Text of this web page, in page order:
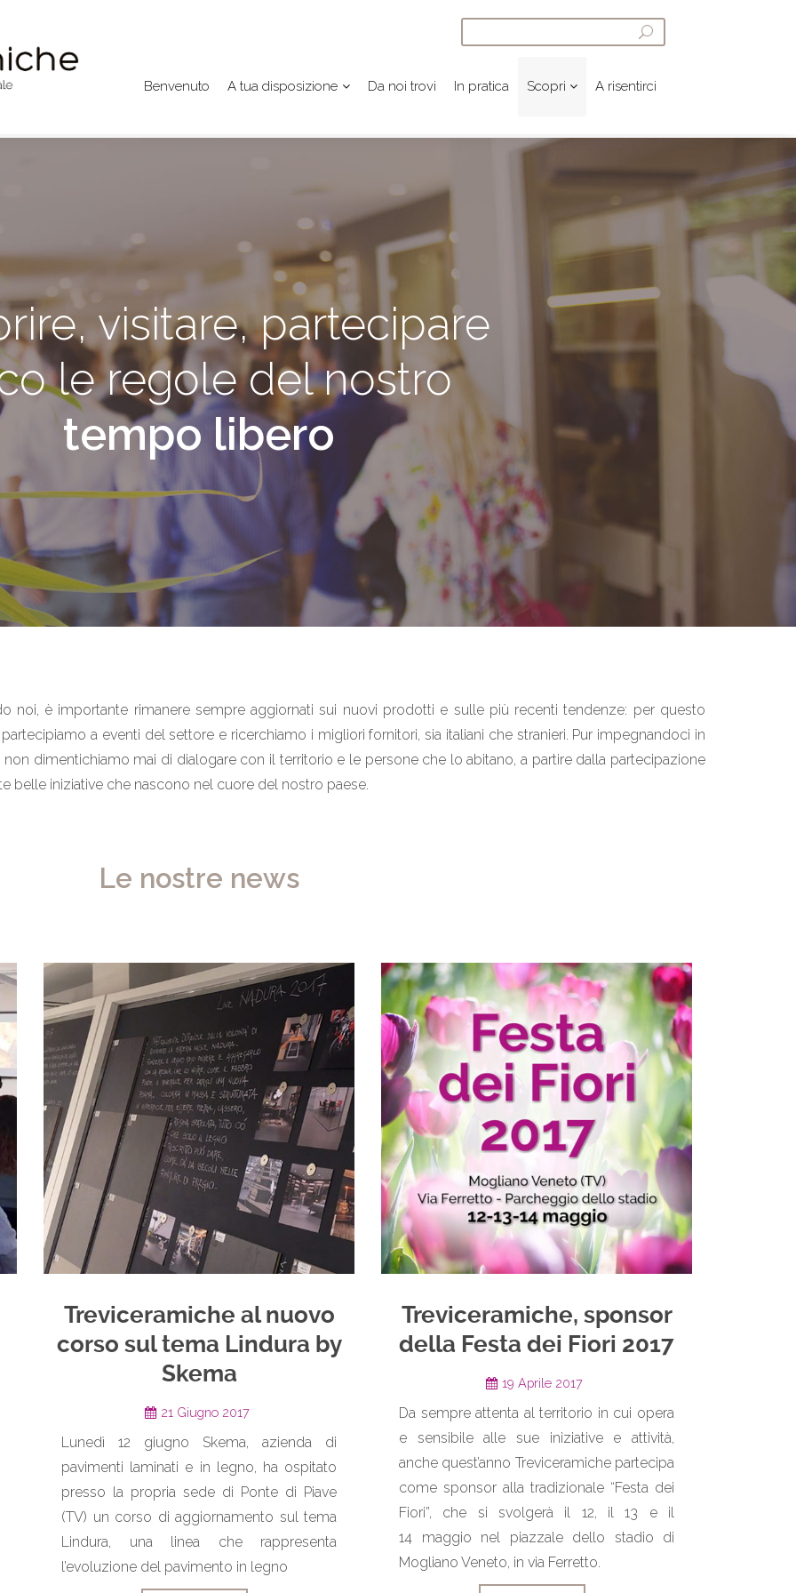
Benvenuto A tua disposizione Da noi trovi In pratica Scopri A risentirci
visitare, partecipare
le regole del nostro
tempo libero
noi, è importante rimanere sempre aggiornati sui nuovi prodotti e sulle più recenti tendenze: per questo
a eventi del settore e ricerchiamo i migliori fornitori, sia italiani che stranieri. Pur impegnandoci in
non dimentichiamo mai di dialogare con il territorio e le persone che lo abitano, a partire dalla partecipazione
belle iniziative che nascono nel cuore del nostro paese.
Le nostre news
Treviceramiche al nuovo
corso sul tema Lindura by
Skema
21 Giugno 2017
Lunedì 12 giugno Skema, azienda di
pavimenti laminati e in legno, ha ospitato
presso la propria sede di Ponte di Piave
(TV) un corso di aggiornamento sul tema
Lindura, una linea che rappresenta
l’evoluzione del pavimento in legno
Treviceramiche, sponsor
della Festa dei Fiori 2017
19 Aprile 2017
Da sempre attenta al territorio in cui opera
e sensibile alle sue iniziative e attività,
anche quest’anno Treviceramiche partecipa
come sponsor alla tradizionale “Festa dei
Fiori”, che si svolgerà il 12, il 13 e il
14 maggio nel piazzale dello stadio di
Mogliano Veneto, in via Ferretto.